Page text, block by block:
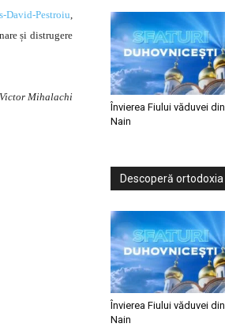
David-Pestroiu,
și distrugere
Mihalachi
Învierea Fiului văduvei din
Nain
Descoperă ortodoxia
Învierea Fiului văduvei din
Nain